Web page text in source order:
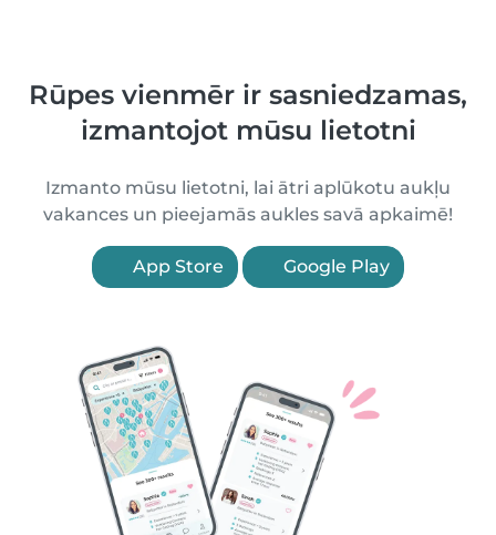
Rūpes vienmēr ir sasniedzamas,
izmantojot mūsu lietotni
Izmanto mūsu lietotni, lai ātri aplūkotu aukļu
vakances un pieejamās aukles savā apkaimē!
App Store Google Play